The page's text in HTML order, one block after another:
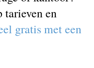
tarieven en
gratis met een